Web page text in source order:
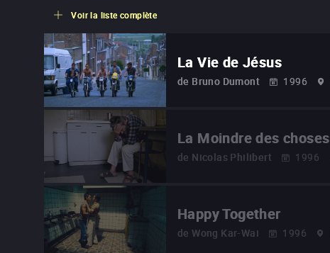
Voir la liste complète
La Vie de Jésus
de Bruno Dumont 1996
La Moindre des choses
de Nicolas Philibert 1996
Happy Together
de Wong Kar-Wai 1996